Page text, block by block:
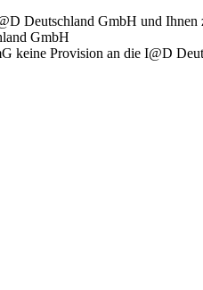
Deutschland GmbH und
GmbH
keine Provision an die I@D